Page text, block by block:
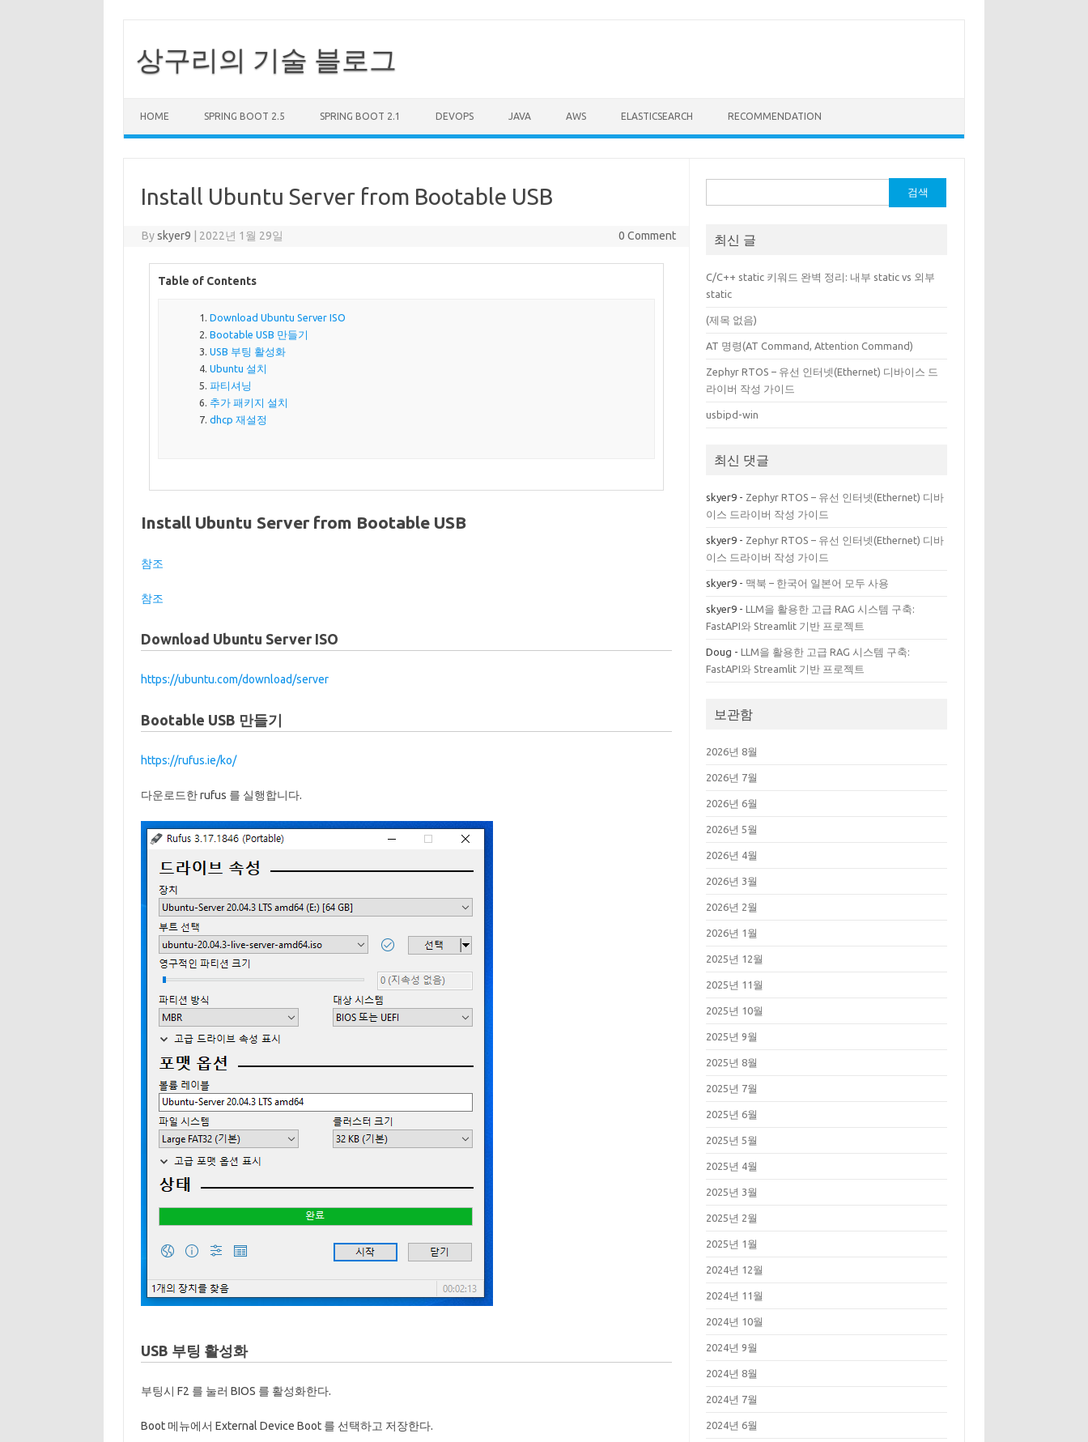
상구리의 기술 블로그
HOME SPRING BOOT 2.5 SPRING BOOT 2.1 DEVOPS JAVA AWS ELASTICSEARCH RECOMMENDATION
Install Ubuntu Server from Bootable USB
Byskyer9 2022년 1월 29일 0 Comment
Table of Contents
Download Ubuntu Server ISO
Bootable USB 만들기
USB 부팅 활성화
Ubuntu 설치
파티셔닝
추가 패키지 설치
dhcp 재설정
Install Ubuntu Server from Bootable USB
참조
참조
Download Ubuntu Server ISO
https://ubuntu.com/download/server
Bootable USB 만들기
https://rufus.ie/ko/
다운로드한 rufus 를 실행합니다.
USB 부팅 활성화
부팅시 F2 를 눌러 BIOS 를 활성화한다.
Boot 메뉴에서 External Device Boot 를 선택하고 저장한다.
색:
최신 글
C/C++ static 키워드 완벽 정리: 내부 static vs 외부
static
(제목 없음)
AT 명령(AT Command, Attention Command)
Zephyr RTOS – 유선 인터넷(Ethernet) 디바이스 드
라이버 작성 가이드
usbipd-win
최신 댓글
skyer9 - Zephyr RTOS – 유선 인터넷(Ethernet) 디바
이스 드라이버 작성 가이드
skyer9 - Zephyr RTOS – 유선 인터넷(Ethernet) 디바
이스 드라이버 작성 가이드
skyer9 - 맥북 – 한국어 일본어 모두 사용
skyer9 -LLM을 활용한 고급 RAG 시스템 구축:
FastAPI와 Streamlit 기반 프로젝트
Doug -LLM을 활용한 고급 RAG 시스템 구축:
FastAPI와 Streamlit 기반 프로젝트
보관함
2026년 8월
2026년 7월
2026년 6월
2026년 5월
2026년 4월
2026년 3월
2026년 2월
2026년 1월
2025년 12월
2025년 11월
2025년 10월
2025년 9월
2025년 8월
2025년 7월
2025년 6월
2025년 5월
2025년 4월
2025년 3월
2025년 2월
2025년 1월
2024년 12월
2024년 11월
2024년 10월
2024년 9월
2024년 8월
2024년 7월
2024년 6월